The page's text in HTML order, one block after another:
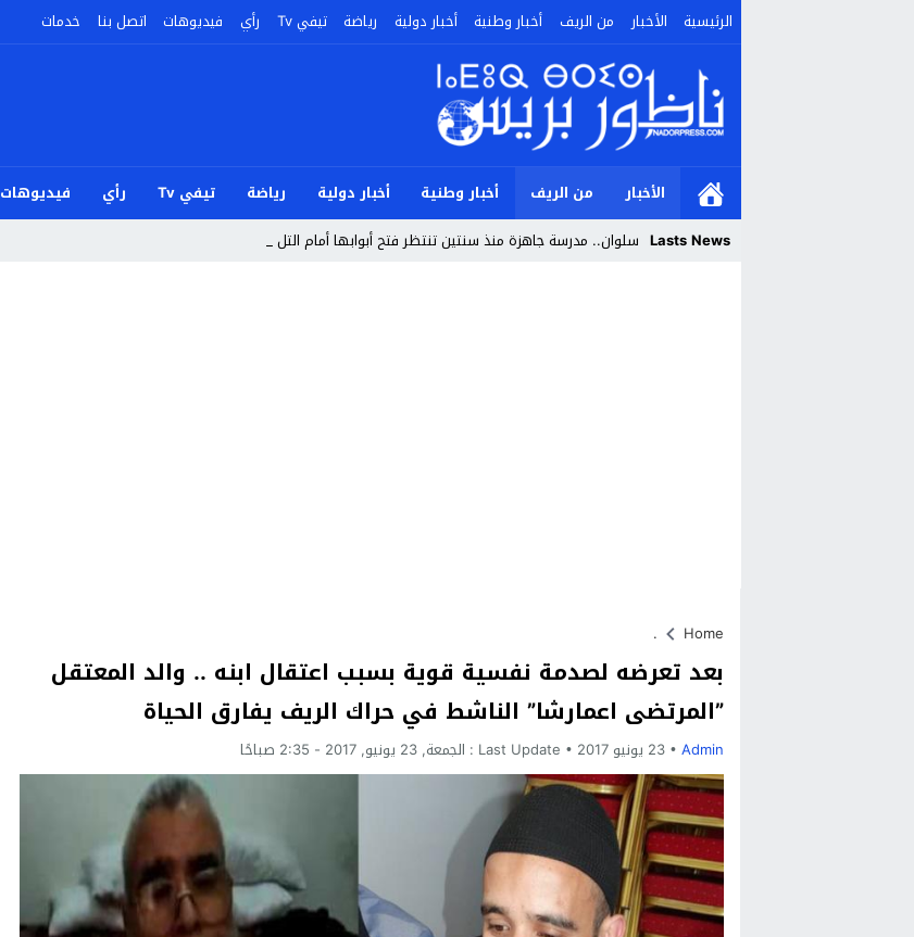
الرئيسية الأخبار من الريف أخبار وطنية أخبار دولية رياضة تيفي Tv رأي فيديوهات اتصل بنا خدمات
الأخبار من الريف أخبار وطنية أخبار دولية رياضة تيفي Tv رأي فيديوهات
Lasts News سلوان.. مدرسة جاهزة منذ سنتين تنتظر فتح أبوابها أمام التلاميذ
Home
.
بعد تعرضه لصدمة نفسية قوية بسبب اعتقال ابنه .. والد المعتقل
”المرتضى اعمارشا” الناشط في حراك الريف يفارق الحياة
Admin 23 يونيو 2017 Last Update : الجمعة, 23 يونيو, 2017 - 2:35 صباحًا